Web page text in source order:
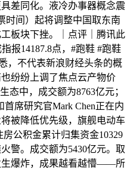
差同化。液冷办事器概念震
时间）起将调整中国取东南
板块下挫。｜点评｜腾讯此
报14187.8点，#跑鞋 #跑鞋
，不代表新浪财经头条的概
纷纷上调了焦点云产物价
态中，成交额为8763亿元；
席研究官Mark Chen正在内
被降低优先级，旗舰电动车
公积金累计归集资金10329
警。成交额为5430亿元。取
生爆炸，成果越看越懵——所